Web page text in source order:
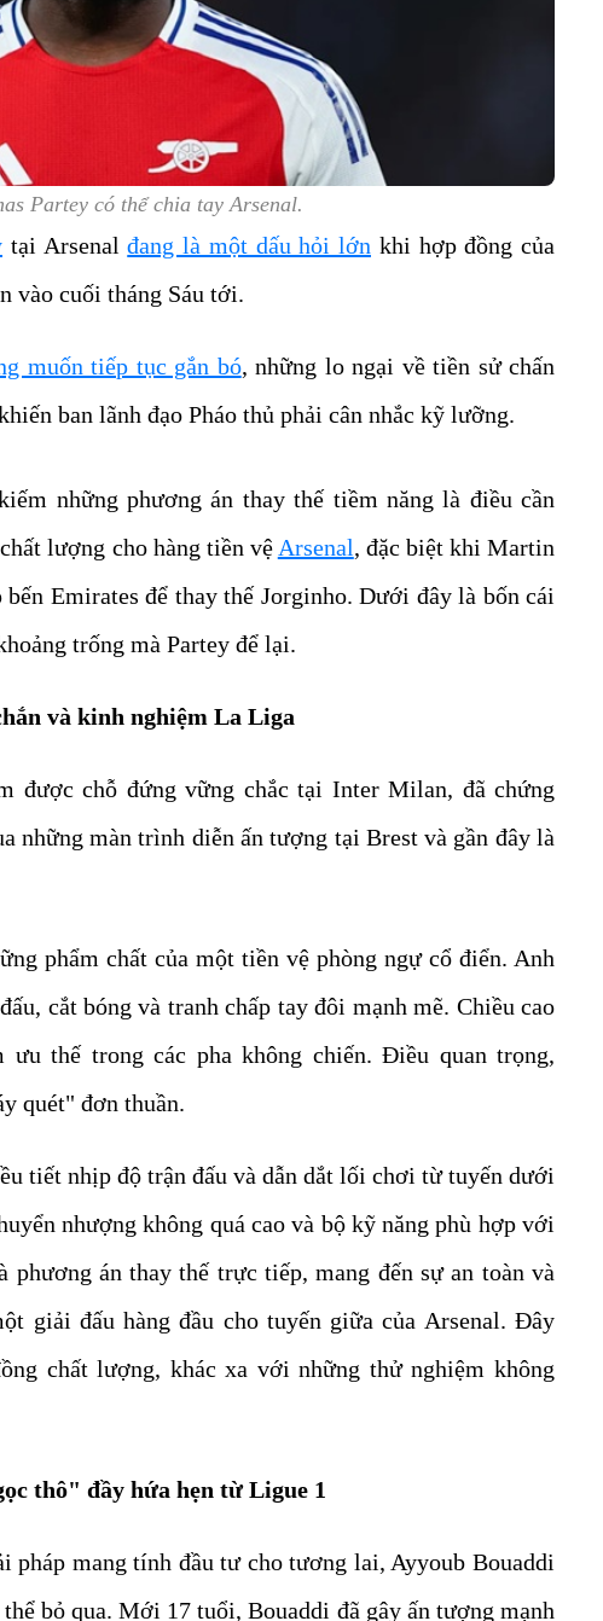
Partey có thể chia tay Arsenal.
tại Arsenalđang là một dấu hỏi lớn khi hợp đồng của
vào cuối tháng Sáu tới.
muốn tiếp tục gắn bó, những lo ngại về tiền sử chấn
ban lãnh đạo Pháo thủ phải cân nhắc kỹ lưỡng.
những phương án thay thế tiềm năng là điều cần
lượng cho hàng tiền vệ Arsenal, đặc biệt khi Martin
Emirates để thay thế Jorginho. Dưới đây là bốn cái
trống mà Partey để lại.
và kinh nghiệm La Liga
được chỗ đứng vững chắc tại Inter Milan, đã chứng
những màn trình diễn ấn tượng tại Brest và gần đây là
phẩm chất của một tiền vệ phòng ngự cổ điển. Anh
cắt bóng và tranh chấp tay đôi mạnh mẽ. Chiều cao
ưu thế trong các pha không chiến. Điều quan trọng,
quét" đơn thuần.
tiết nhịp độ trận đấu và dẫn dắt lối chơi từ tuyến dưới
nhượng không quá cao và bộ kỹ năng phù hợp với
phương án thay thế trực tiếp, mang đến sự an toàn và
giải đấu hàng đầu cho tuyến giữa của Arsenal. Đây
chất lượng, khác xa với những thử nghiệm không
thô" đầy hứa hẹn từ Ligue 1
pháp mang tính đầu tư cho tương lai, Ayyoub Bouaddi
bỏ qua. Mới 17 tuổi, Bouaddi đã gây ấn tượng mạnh